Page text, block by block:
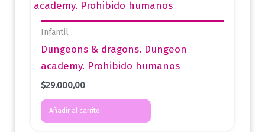
Infantil
Dungeons & dragons. Dungeon
academy. Prohibido humanos
$29.000,00
Añadir al carrito